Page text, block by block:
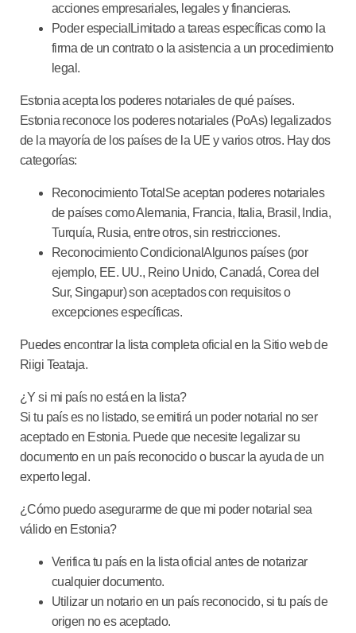
acciones empresariales, legales y financieras.
Poder especial Limitado a tareas específicas como la
firma de un contrato o la asistencia a un procedimiento
legal.
Estonia acepta los poderes notariales de qué países.
Estonia reconoce los poderes notariales (PoAs) legalizados
de la mayoría de los países de la UE y varios otros. Hay dos
categorías:
Reconocimiento Total Se aceptan poderes notariales
de países como Alemania, Francia, Italia, Brasil, India,
Turquía, Rusia, entre otros, sin restricciones.
Reconocimiento CondicionalAlgunos países (por
ejemplo, EE. UU., Reino Unido, Canadá, Corea del
Sur, Singapur) son aceptados con requisitos o
excepciones específicas.
Puedes encontrar la lista completa oficial en la Sitio web de
Riigi Teataja.
¿Y si mi país no está en la lista?
Si tu país es no listado, se emitirá un poder notarial no ser
aceptadoen Estonia. Puede que necesite legalizar su
documento en un país reconocido o buscar la ayuda de un
experto legal.
¿Cómo puedo asegurarme de que mi poder notarial sea
válido en Estonia?
Verifica tu paísen la lista oficial antes de notarizar
cualquier documento.
Utilizar un notario en un país reconocido, si tu país de
origen no es aceptado.